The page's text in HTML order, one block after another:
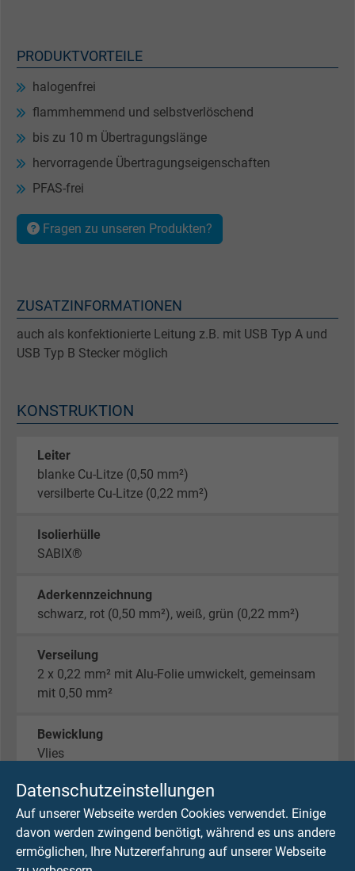
Datenschutzeinstellungen
Auf unserer Webseite werden Cookies verwendet. Einige
davon werden zwingend benötigt, während es uns andere
ermöglichen, Ihre Nutzererfahrung auf unserer Webseite
PRODUKTVORTEILE
halogenfrei
flammhemmend und selbstverlöschend
bis zu 10 m Übertragungslänge
hervorragende Übertragungseigenschaften
PFAS-frei
Fragen zu unseren Produkten?
ZUSATZINFORMATIONEN
auch als konfektionierte Leitung z.B. mit USB Typ A und
USB Typ B Stecker möglich
KONSTRUKTION
Leiter
blanke Cu-Litze (0,50 mm²)
versilberte Cu-Litze (0,22 mm²)
Isolierhülle
SABIX®
Aderkennzeichnung
schwarz, rot (0,50 mm²), weiß, grün (0,22 mm²)
Verseilung
2 x 0,22 mm² mit Alu-Folie umwickelt, gemeinsam
mit 0,50 mm²
Bewicklung
Vlies
Abschirmung
Geflecht aus verzinnten Cu-Runddrähten
Mantelmaterial